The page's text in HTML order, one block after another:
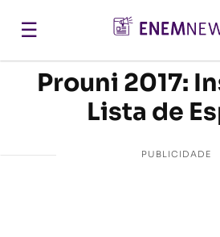
☰
Prouni 2017:
Lista de